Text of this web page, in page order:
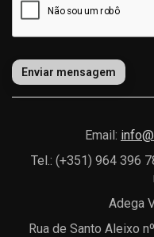
Enviar mensagem
Email:
Tel.: (+351) 964 396
Adega
Rua de Santo Aleixo